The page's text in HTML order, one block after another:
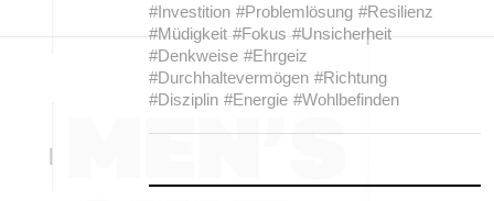
#Investition #Problemlösung #Resilienz
#Müdigkeit #Fokus #Unsicherheit
#Denkweise #Ehrgeiz
#Durchhaltevermögen #Richtung
#Disziplin #Energie #Wohlbefinden